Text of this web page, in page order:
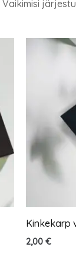
Kinkekarp
2,00 €